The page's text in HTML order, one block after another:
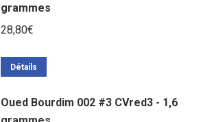
grammes
28,80€
Détails
Oued Bourdim 002 #3 CVred3 - 1,6